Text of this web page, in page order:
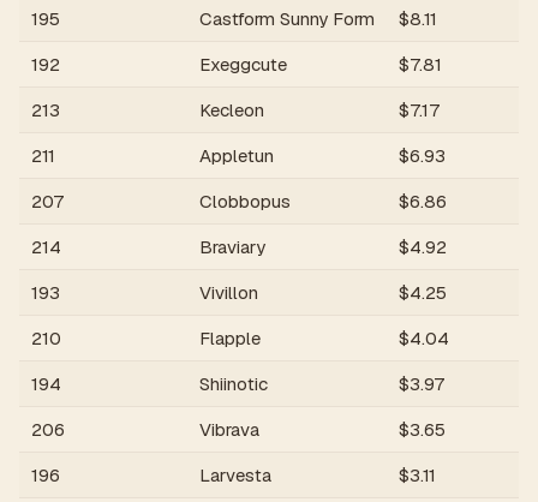
195
Castform Sunny Form $8.11
192
Exeggcute $7.81
213
Kecleon $7.17
211
Appletun $6.93
207
Clobbopus $6.86
214
Braviary $4.92
193
Vivillon $4.25
210
Flapple $4.04
194
Shiinotic $3.97
206
Vibrava $3.65
196
Larvesta $3.11